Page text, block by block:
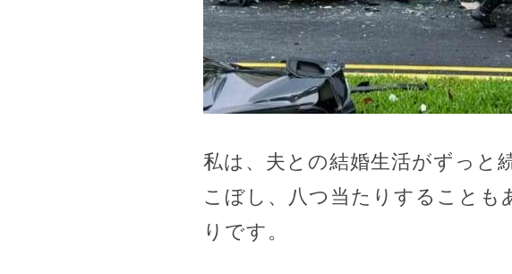
私は、夫との結婚生活がずっと
こぼし、八つ当たりすることも
りです。